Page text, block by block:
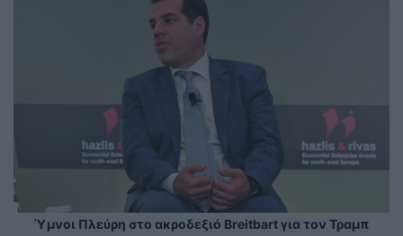
Ύμνοι Πλεύρη στο ακροδεξιό Breitbart για τον Τραμπ